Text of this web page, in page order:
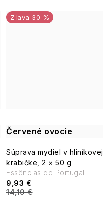
Červené ovocie
30 %
Súprava mydiel v hliníkovej
krabičke, 2 × 50 g
9,93 €
14,19 €
Essências de Portugal